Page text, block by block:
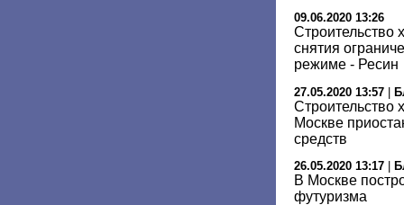
09.06.2020 13:26
Cтроительство
снятия
режиме - Ресин
27.05.2020 13:57 |
Строительство
Москве
средств
26.05.2020 13:17
В Москве
футуризма